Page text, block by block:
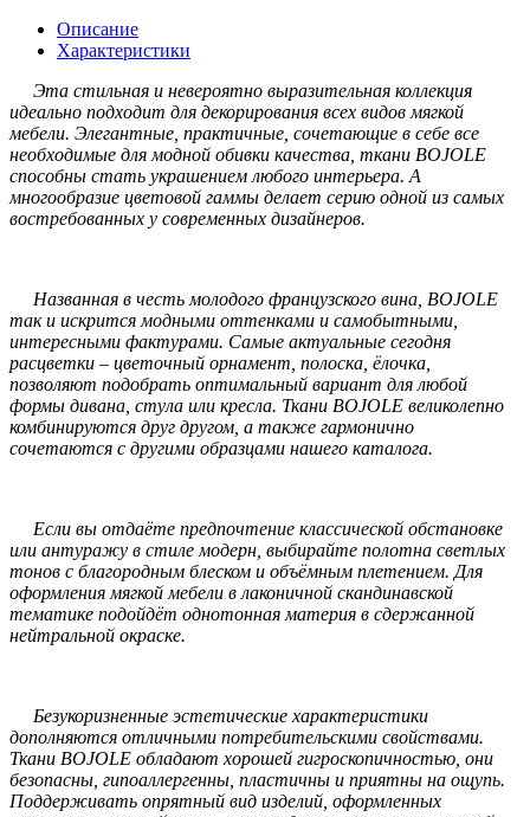
Описание
Характеристики
Эта стильная и невероятно выразительная коллекция
идеально подходит для декорирования всех видов мягкой
мебели. Элегантные, практичные, сочетающие в себе все
необходимые для модной обивки качества, ткани BOJOLE
способны стать украшением любого интерьера. А
многообразие цветовой гаммы делает серию одной из самых
востребованных у современных дизайнеров.
Названная в честь молодого французского вина, BOJOLE
так и искрится модными оттенками и самобытными,
интересными фактурами. Самые актуальные сегодня
расцветки – цветочный орнамент, полоска, ёлочка,
позволяют подобрать оптимальный вариант для любой
формы дивана, стула или кресла. Ткани BOJOLE великолепно
комбинируются друг другом, а также гармонично
сочетаются с другими образцами нашего каталога.
Если вы отдаёте предпочтение классической обстановке
или антуражу в стиле модерн, выбирайте полотна светлых
тонов с благородным блеском и объёмным плетением. Для
оформления мягкой мебели в лаконичной скандинавской
тематике подойдёт однотонная материя в сдержанной
нейтральной окраске.
Безукоризненные эстетические характеристики
дополняются отличными потребительскими свойствами.
Ткани BOJOLE обладают хорошей гигроскопичностью, они
безопасны, гипоаллергенны, пластичны и приятны на ощупь.
Поддерживать опрятный вид изделий, оформленных